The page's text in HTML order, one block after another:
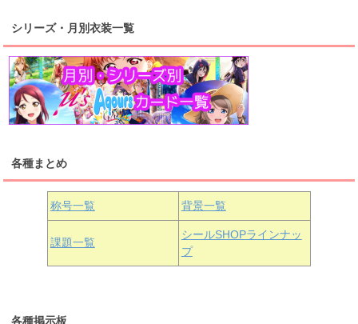
桜内梨子 高海千歌 渡辺曜
浦の星女学院1年生
津島善子 黒澤ルビィ
浦の星女学院3年生
上原歩夢 宮下愛 優木せつ菜
虹ヶ咲学園1年生
中須かすみ 天王寺璃奈
シリーズ・月別衣装一覧
各種まとめ
称号一覧 背景一覧
課題一覧
シールSHOPラインナッ
プ
各種掲示板